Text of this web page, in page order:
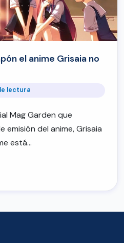
el anime Grisaia no
lectura
Mag Garden que
emisión del anime, Grisaia
está…